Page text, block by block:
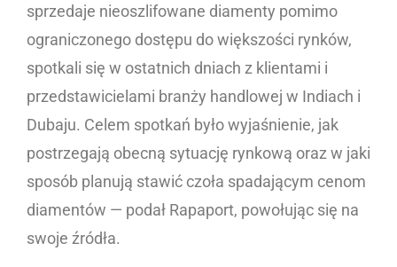
sprzedaje nieoszlifowane diamenty pomimo
ograniczonego dostępu do większości rynków,
spotkali się w ostatnich dniach z klientami i
przedstawicielami branży handlowej w Indiach i
Dubaju. Celem spotkań było wyjaśnienie, jak
postrzegają obecną sytuację rynkową oraz w jaki
sposób planują stawić czoła spadającym cenom
diamentów — podał Rapaport, powołując się na
swoje źródła.